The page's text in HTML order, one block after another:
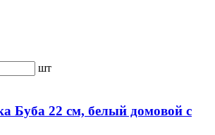
шт
Буба 22 см, белый домовой с